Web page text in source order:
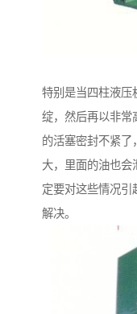
特别是当四柱液压
绽，然后再以非常
的活塞密封不紧了
大，里面的油也会
定要对这些情况引
解决。